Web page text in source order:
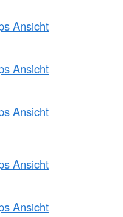
Ansicht
Ansicht
Ansicht
Ansicht
Ansicht